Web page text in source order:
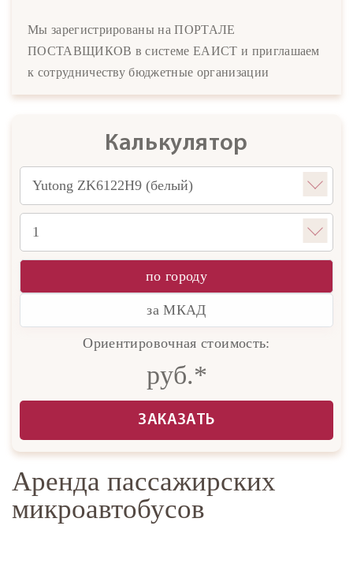
Мы зарегистрированы на ПОРТАЛЕ
ПОСТАВЩИКОВ в системе ЕАИСТ и приглашаем
к сотрудничеству бюджетные организации
Калькулятор
по городу
за МКАД
Ориентировочная стоимость:
руб.*
ЗАКАЗАТЬ
Аренда пассажирских
микроавтобусов